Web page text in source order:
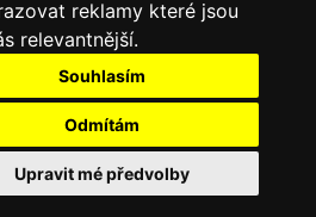
reklamy které jsou
relevantnější.
Souhlasím
Odmítám
Upravit mé předvolby
10, 46601 Jablonec nad Nisou,
Republic
Bytový dům Tech.info
zlato Šperky